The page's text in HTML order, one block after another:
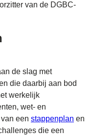
van de DGBC-
de slag met
die daarbij aan bod
werkelijk
wet- en
een stappenplan en
die een